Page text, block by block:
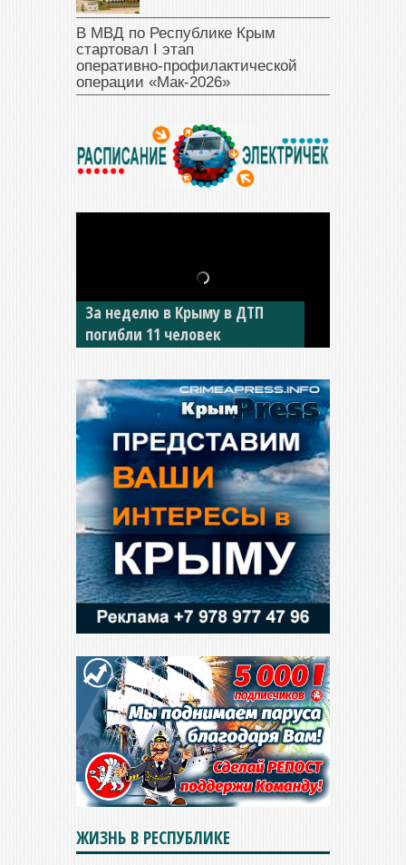
В МВД по Республике Крым
стартовал I этап
оперативно‑профилактической
операции «Мак‑2026»
За неделю в Крыму в ДТП
погибли 11 человек
В Джанкое водитель ВАЗа
сбил двух детей на «зебре»
ЖИЗНЬ В РЕСПУБЛИКЕ